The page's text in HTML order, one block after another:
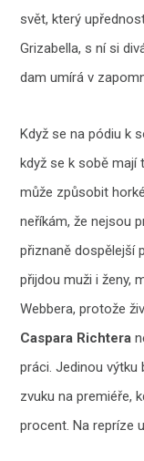
svět, který
Grizabella, s ní si
dam umírá v
Když se na pódiu k
když se k sobě mají
může způsobit
neříkám, že nejsou
přiznaně dospělejší
přijdou muži i ženy,
Webbera, protože
Caspara Richtera
práci. Jedinou výtku
zvuku na premiéře,
procent. Na repríze